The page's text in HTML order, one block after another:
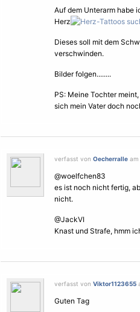
Auf dem Unterarm habe
Herz
Dieses soll mit dem
verschwinden.
Bilder folgen........
PS: Meine Tochter
sich mein Vater doch
verfasst von Oecherralle am
@woelfchen83
es ist noch nicht fertig,
nicht.
@JackVI
Knast und Strafe, hmm
verfasst von Viktor1123655
Guten Tag